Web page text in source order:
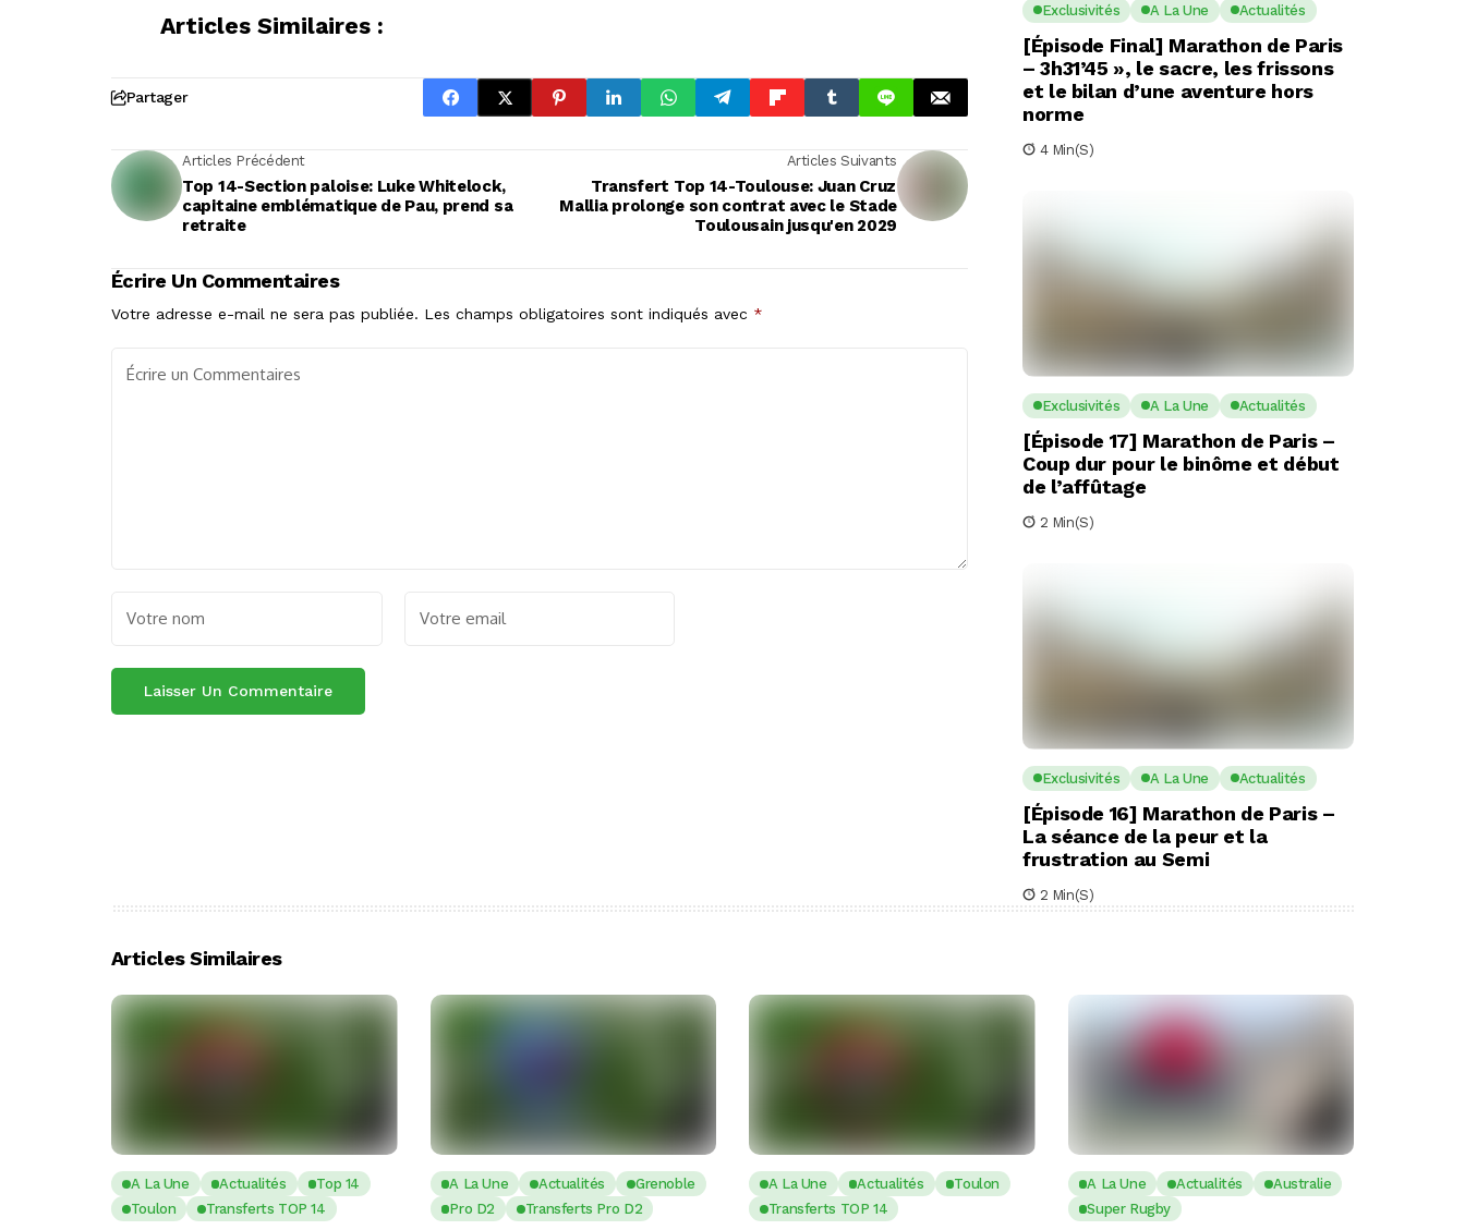
Articles Similaires :
Partager
Articles Précédent
Top 14-Section paloise: Luke Whitelock,
capitaine emblématique de Pau, prend sa
retraite
Articles Suivants
Transfert Top 14-Toulouse: Juan Cruz
Mallia prolonge son contrat avec le Stade
Toulousain jusqu'en 2029
Écrire Un Commentaires
Votre adresse e-mail ne sera pas publiée. Les champs obligatoires sont indiqués avec *
Exclusivités A La Une Actualités
[Épisode Final] Marathon de Paris
– 3h31’45 », le sacre, les frissons
et le bilan d’une aventure hors
norme
4 Min(s)
Exclusivités A La Une Actualités
[Épisode 17] Marathon de Paris –
Coup dur pour le binôme et début
de l’affûtage
2 Min(s)
Exclusivités A La Une Actualités
[Épisode 16] Marathon de Paris –
La séance de la peur et la
frustration au Semi
2 Min(s)
Articles Similaires
A La Une Actualités
Top 14
Toulon
Transferts TOP 14
A La Une Actualités
Grenoble
Pro D2
Transferts Pro D2
A La Une Actualités
Toulon
Transferts TOP 14
A La Une Actualités
Australie
Super Rugby